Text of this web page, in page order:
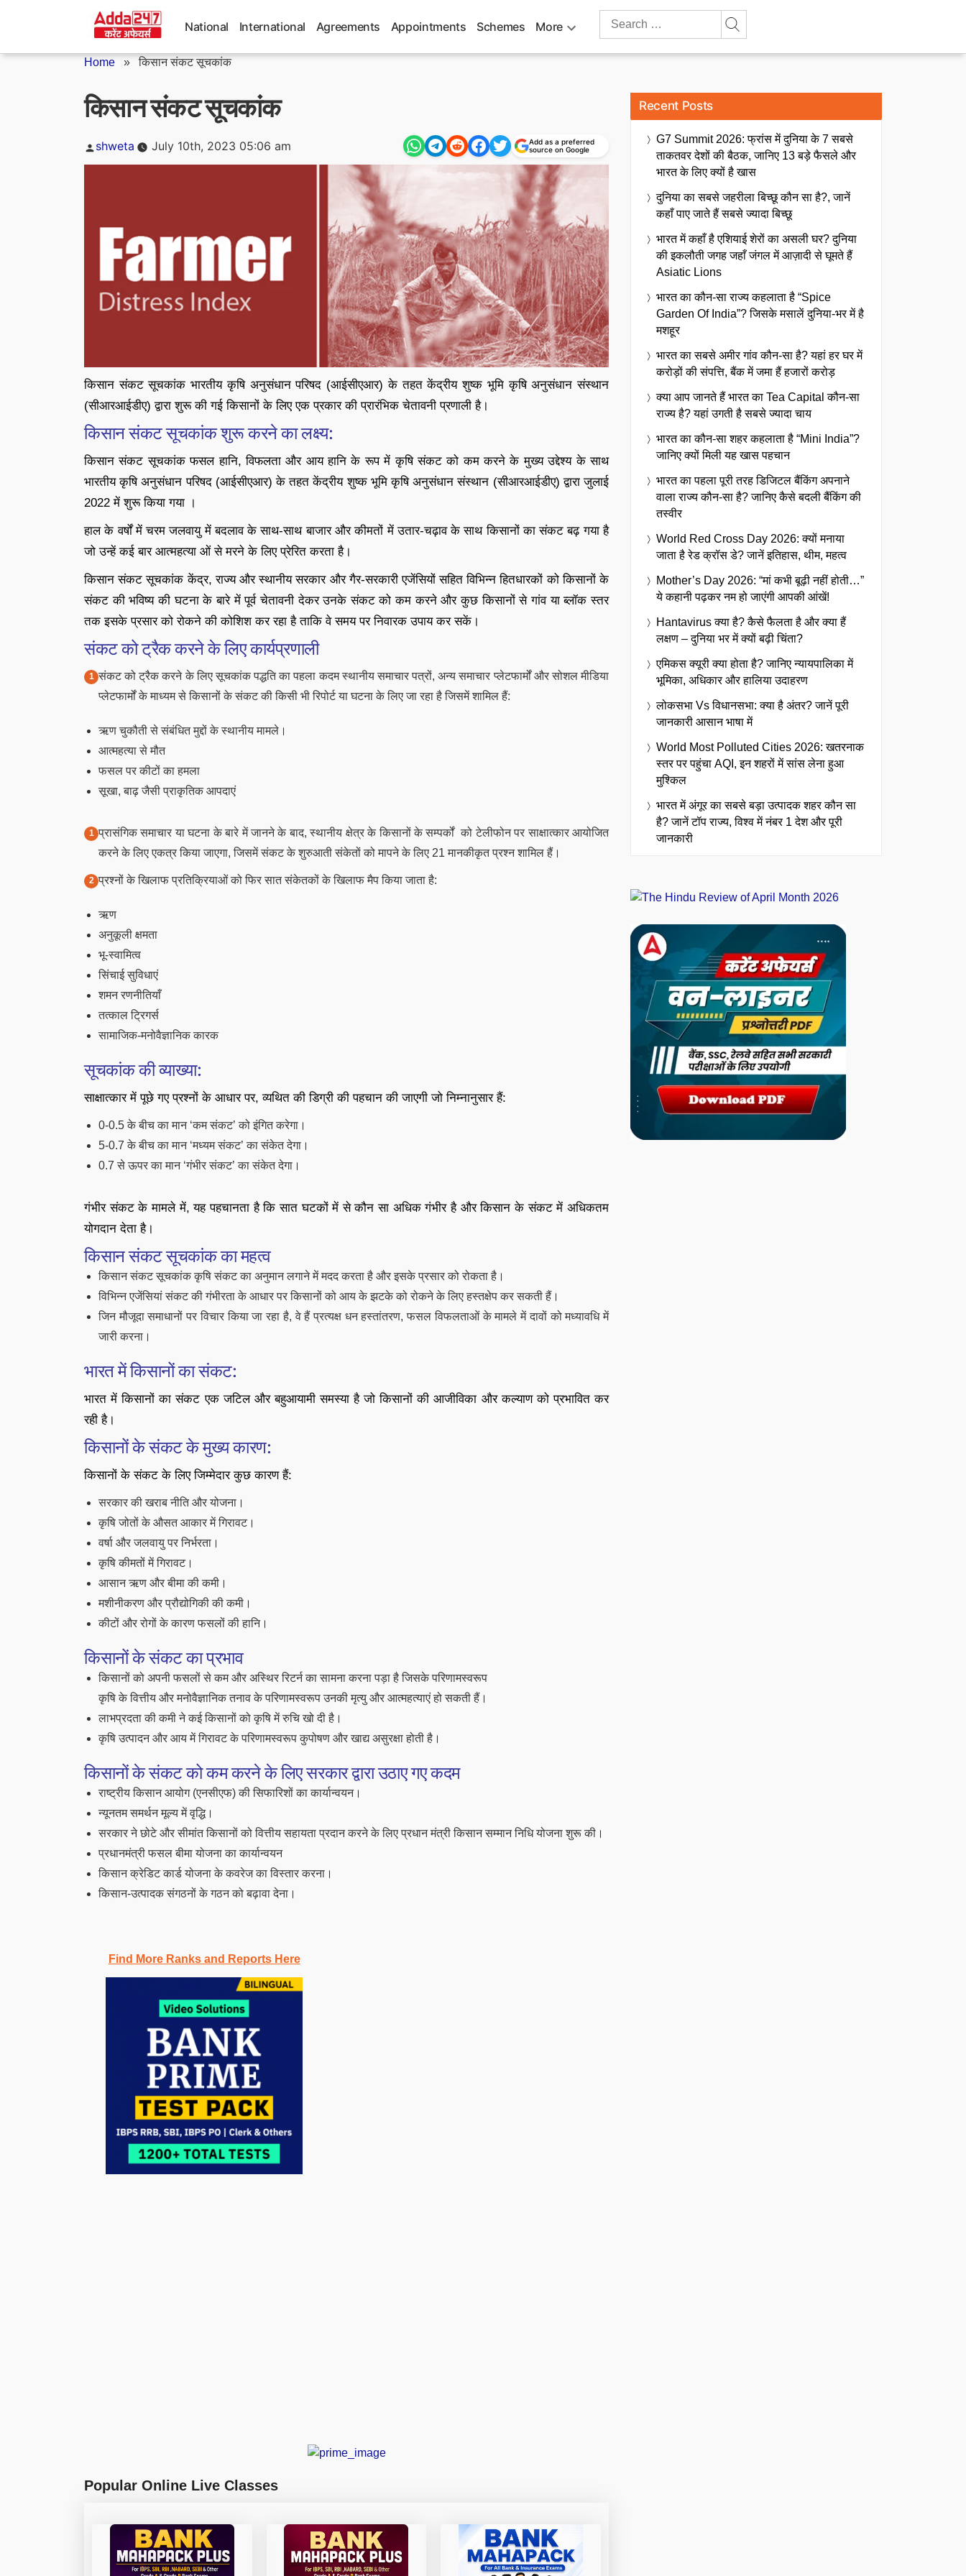
National International Agreements Appointments Schemes More
Search
Home »किसान संकट सूचकांक
किसान संकट सूचकांक
Posted
shweta July 10th, 2023 05:06 am
Add as a preferred
source on Google
किसान संकट सूचकांक भारतीय कृषि अनुसंधान परिषद (आईसीएआर) के तहत केंद्रीय शुष्क भूमि कृषि अनुसंधान संस्थान
(सीआरआईडीए) द्वारा शुरू की गई किसानों के लिए एक प्रकार की प्रारंभिक चेतावनी प्रणाली है।
किसान संकट सूचकांक शुरू करने का लक्ष्य:
किसान संकट सूचकांक फसल हानि, विफलता और आय हानि के रूप में कृषि संकट को कम करने के मुख्य उद्देश्य के साथ
भारतीय कृषि अनुसंधान परिषद (आईसीएआर) के तहत केंद्रीय शुष्क भूमि कृषि अनुसंधान संस्थान (सीआरआईडीए) द्वारा जुलाई
2022 में शुरू किया गया ।
हाल के वर्षों में चरम जलवायु में बदलाव के साथ-साथ बाजार और कीमतों में उतार-चढ़ाव के साथ किसानों का संकट बढ़ गया है
जो उन्हें कई बार आत्महत्या ओं से मरने के लिए प्रेरित करता है।
किसान संकट सूचकांक केंद्र, राज्य और स्थानीय सरकार और गैर-सरकारी एजेंसियों सहित विभिन्न हितधारकों को किसानों के
संकट की भविष्य की घटना के बारे में पूर्व चेतावनी देकर उनके संकट को कम करने और कुछ किसानों से गांव या ब्लॉक स्तर
तक इसके प्रसार को रोकने की कोशिश कर रहा है ताकि वे समय पर निवारक उपाय कर सकें।
संकट को ट्रैक करने के लिए कार्यप्रणाली
संकट को ट्रैक करने के लिए सूचकांक पद्धति का पहला कदम स्थानीय समाचार पत्रों, अन्य समाचार प्लेटफार्मों और सोशल मीडिया
प्लेटफार्मों के माध्यम से किसानों के संकट की किसी भी रिपोर्ट या घटना के लिए जा रहा है जिसमें शामिल हैं:
ऋण चुकौती से संबंधित मुद्दों के स्थानीय मामले।
आत्महत्या से मौत
फसल पर कीटों का हमला
सूखा, बाढ़ जैसी प्राकृतिक आपदाएं
प्रासंगिक समाचार या घटना के बारे में जानने के बाद, स्थानीय क्षेत्र के किसानों के सम्पर्कों को टेलीफोन पर साक्षात्कार आयोजित
करने के लिए एकत्र किया जाएगा, जिसमें संकट के शुरुआती संकेतों को मापने के लिए 21 मानकीकृत प्रश्न शामिल हैं।
प्रश्नों के खिलाफ प्रतिक्रियाओं को फिर सात संकेतकों के खिलाफ मैप किया जाता है:
ऋण
अनुकूली क्षमता
भू-स्वामित्व
सिंचाई सुविधाएं
शमन रणनीतियाँ
तत्काल ट्रिगर्स
सामाजिक-मनोवैज्ञानिक कारक
सूचकांक की व्याख्या:
साक्षात्कार में पूछे गए प्रश्नों के आधार पर, व्यथित की डिग्री की पहचान की जाएगी जो निम्नानुसार हैं:
0-0.5 के बीच का मान ‘कम संकट’ को इंगित करेगा।
5-0.7 के बीच का मान ‘मध्यम संकट’ का संकेत देगा।
0.7 से ऊपर का मान ‘गंभीर संकट’ का संकेत देगा।
गंभीर संकट के मामले में, यह पहचानता है कि सात घटकों में से कौन सा अधिक गंभीर है और किसान के संकट में अधिकतम
योगदान देता है।
किसान संकट सूचकांक का महत्व
किसान संकट सूचकांक कृषि संकट का अनुमान लगाने में मदद करता है और इसके प्रसार को रोकता है।
विभिन्न एजेंसियां संकट की गंभीरता के आधार पर किसानों को आय के झटके को रोकने के लिए हस्तक्षेप कर सकती हैं।
जिन मौजूदा समाधानों पर विचार किया जा रहा है, वे हैं प्रत्यक्ष धन हस्तांतरण, फसल विफलताओं के मामले में दावों को मध्यावधि में
जारी करना।
भारत में किसानों का संकट:
भारत में किसानों का संकट एक जटिल और बहुआयामी समस्या है जो किसानों की आजीविका और कल्याण को प्रभावित कर
रही है।
किसानों के संकट के मुख्य कारण:
किसानों के संकट के लिए जिम्मेदार कुछ कारण हैं:
सरकार की खराब नीति और योजना।
कृषि जोतों के औसत आकार में गिरावट।
वर्षा और जलवायु पर निर्भरता।
कृषि कीमतों में गिरावट।
आसान ऋण और बीमा की कमी।
मशीनीकरण और प्रौद्योगिकी की कमी।
कीटों और रोगों के कारण फसलों की हानि।
किसानों के संकट का प्रभाव
किसानों को अपनी फसलों से कम और अस्थिर रिटर्न का सामना करना पड़ा है जिसके परिणामस्वरूप
कृषि के वित्तीय और मनोवैज्ञानिक तनाव के परिणामस्वरूप उनकी मृत्यु और आत्महत्याएं हो सकती हैं।
लाभप्रदता की कमी ने कई किसानों को कृषि में रुचि खो दी है।
कृषि उत्पादन और आय में गिरावट के परिणामस्वरूप कुपोषण और खाद्य असुरक्षा होती है।
किसानों के संकट को कम करने के लिए सरकार द्वारा उठाए गए कदम
राष्ट्रीय किसान आयोग (एनसीएफ) की सिफारिशों का कार्यान्वयन।
न्यूनतम समर्थन मूल्य में वृद्धि।
सरकार ने छोटे और सीमांत किसानों को वित्तीय सहायता प्रदान करने के लिए प्रधान मंत्री किसान सम्मान निधि योजना शुरू की।
प्रधानमंत्री फसल बीमा योजना का कार्यान्वयन
किसान क्रेडिट कार्ड योजना के कवरेज का विस्तार करना।
किसान-उत्पादक संगठनों के गठन को बढ़ावा देना।
Find More Ranks and Reports Here
Popular Online Live Classes
Recent Posts
G7 Summit 2026: फ्रांस में दुनिया के 7 सबसे
ताकतवर देशों की बैठक, जानिए 13 बड़े फैसले और
भारत के लिए क्यों है खास
दुनिया का सबसे जहरीला बिच्छू कौन सा है?, जानें
कहाँ पाए जाते हैं सबसे ज्यादा बिच्छू
भारत में कहाँ है एशियाई शेरों का असली घर? दुनिया
की इकलौती जगह जहाँ जंगल में आज़ादी से घूमते हैं
Asiatic Lions
भारत का कौन-सा राज्य कहलाता है “Spice
Garden Of India”? जिसके मसालें दुनिया-भर में है
मशहूर
भारत का सबसे अमीर गांव कौन-सा है? यहां हर घर में
करोड़ों की संपत्ति, बैंक में जमा हैं हजारों करोड़
क्या आप जानते हैं भारत का Tea Capital कौन-सा
राज्य है? यहां उगती है सबसे ज्यादा चाय
भारत का कौन-सा शहर कहलाता है “Mini India”?
जानिए क्यों मिली यह खास पहचान
भारत का पहला पूरी तरह डिजिटल बैंकिंग अपनाने
वाला राज्य कौन-सा है? जानिए कैसे बदली बैंकिंग की
तस्वीर
World Red Cross Day 2026: क्यों मनाया
जाता है रेड क्रॉस डे? जानें इतिहास, थीम, महत्व
Mother’s Day 2026: “मां कभी बूढ़ी नहीं होती…”
ये कहानी पढ़कर नम हो जाएंगी आपकी आंखें!
Hantavirus क्या है? कैसे फैलता है और क्या हैं
लक्षण – दुनिया भर में क्यों बढ़ी चिंता?
एमिकस क्यूरी क्या होता है? जानिए न्यायपालिका में
भूमिका, अधिकार और हालिया उदाहरण
लोकसभा Vs विधानसभा: क्या है अंतर? जानें पूरी
जानकारी आसान भाषा में
World Most Polluted Cities 2026: खतरनाक
स्तर पर पहुंचा AQI, इन शहरों में सांस लेना हुआ
मुश्किल
भारत में अंगूर का सबसे बड़ा उत्पादक शहर कौन सा
है? जानें टॉप राज्य, विश्व में नंबर 1 देश और पूरी
जानकारी